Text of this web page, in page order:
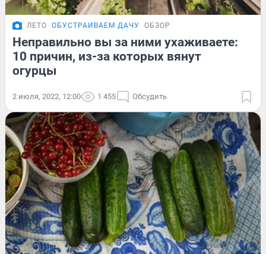
ЛЕТО ОБУСТРАИВАЕМ ДАЧУ ОБЗОР
Неправильно вы за ними ухаживаете:
10 причин, из-за которых вянут
огурцы
2 июля, 2022, 12:00 1 455 Обсудить